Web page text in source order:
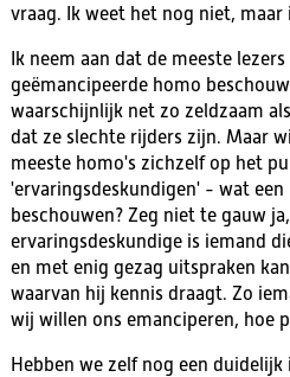
vraag. Ik weet het nog niet, maar
Ik neem aan dat de meeste
geëmancipeerde homo
waarschijnlijk net zo zeldzaam
dat ze slechte rijders zijn. Maar
meeste homo's zichzelf op het
'ervaringsdeskundigen' - wat
beschouwen? Zeg niet te gauw
ervaringsdeskundige is iemand
en met enig gezag uitspraken
waarvan hij kennis draagt. Zo
wij willen ons emanciperen, hoe
Hebben we zelf nog een